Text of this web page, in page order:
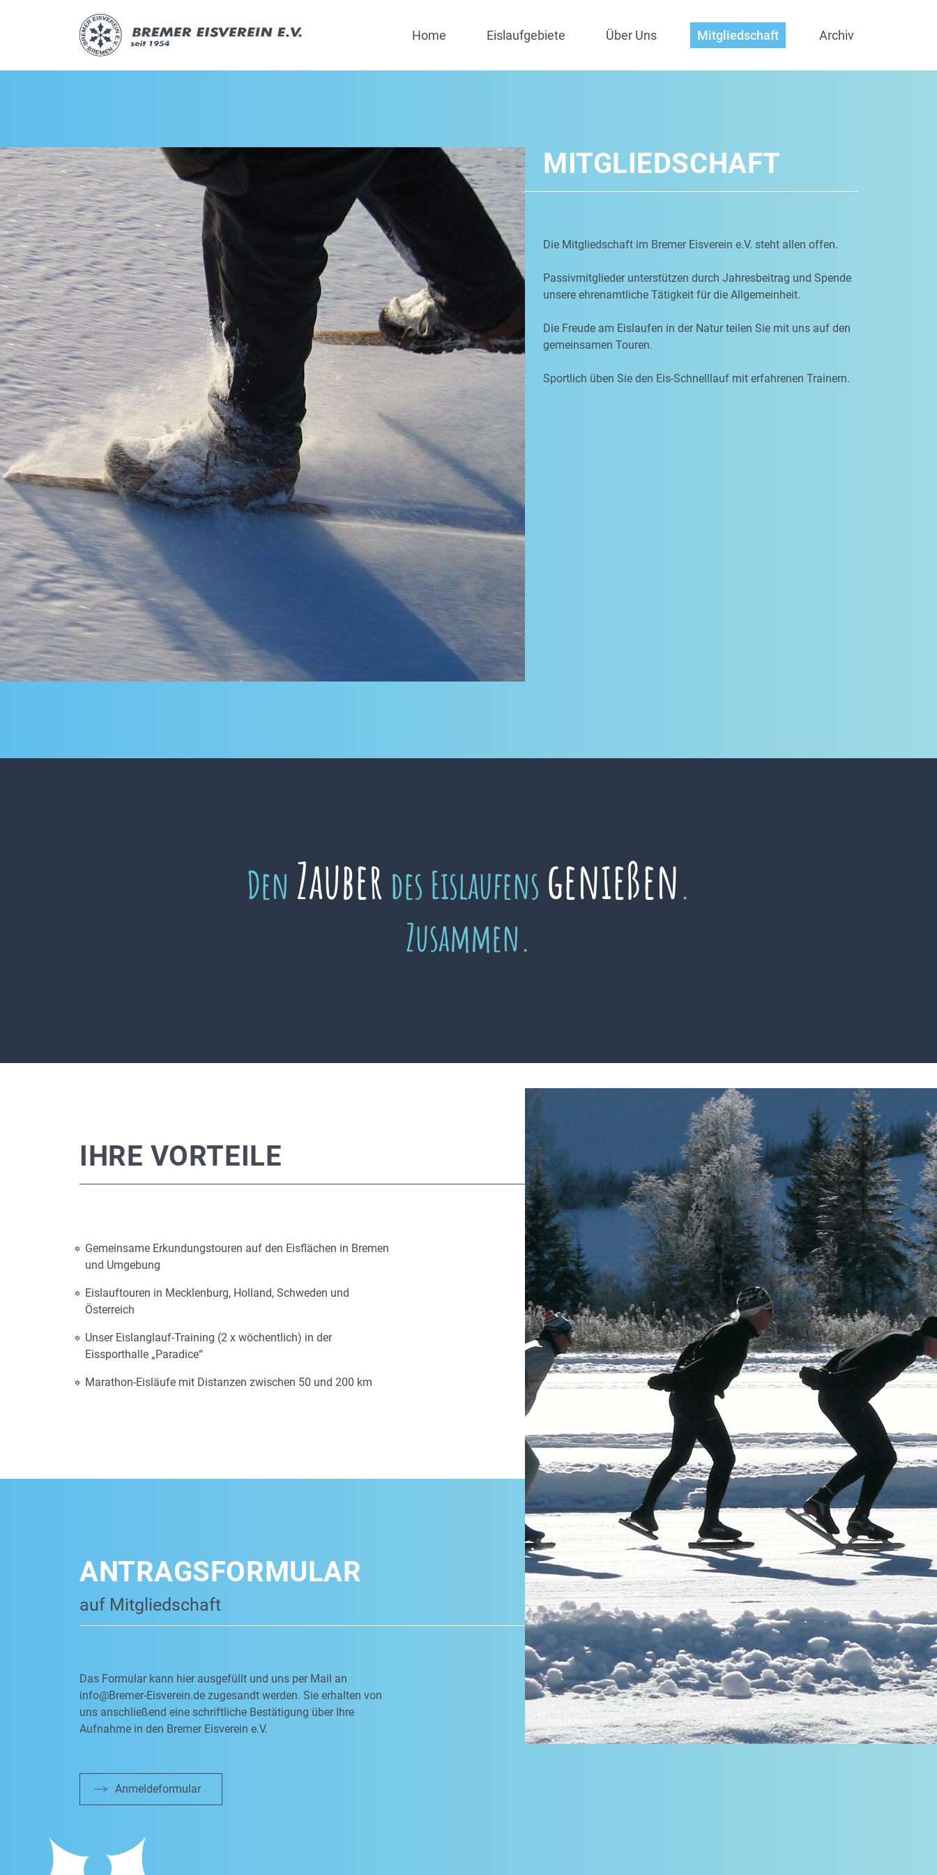
Home Eislaufgebiete Über Uns Mitgliedschaft Archiv
MITGLIEDSCHAFT
Die Mitgliedschaft im Bremer Eisverein e.V. steht allen offen.
Passivmitglieder unterstützen durch Jahresbeitrag und Spende
unsere ehrenamtliche Tätigkeit für die Allgemeinheit.
Die Freude am Eislaufen in der Natur teilen Sie mit uns auf den
gemeinsamen Touren.
Sportlich üben Sie den Eis-Schnelllauf mit erfahrenen Trainern.
Den Zauber des Eislaufens genießen.
Zusammen.
IHRE VORTEILE
Gemeinsame Erkundungstouren auf den Eisflächen in Bremen
und Umgebung
Eislauftouren in Mecklenburg, Holland, Schweden und
Österreich
Unser Eislanglauf-Training (2 x wöchentlich) in der
Eissporthalle „Paradice“
Marathon-Eisläufe mit Distanzen zwischen 50 und 200 km
ANTRAGSFORMULAR
auf Mitgliedschaft
Das Formular kann hier ausgefüllt und uns per Mail an
info@Bremer-Eisverein.dezugesandt werden. Sie erhalten von
uns anschließend eine schriftliche Bestätigung über Ihre
Aufnahme in den Bremer Eisverein e.V.
Anmeldeformular